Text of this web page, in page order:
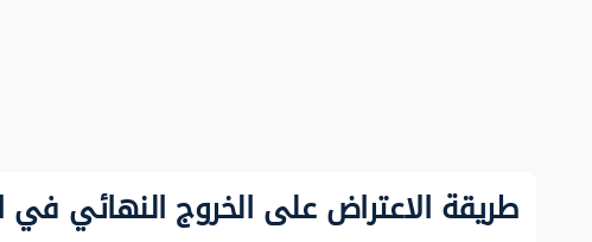
طريقة الاعتراض على الخروج النهائي في